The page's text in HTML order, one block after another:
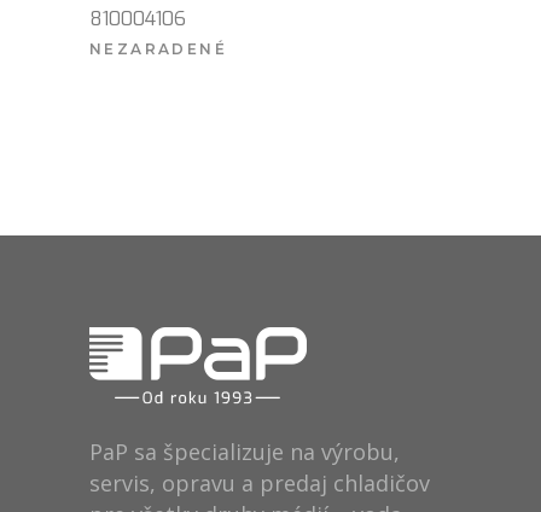
810004106
NEZARADENÉ
PaP sa špecializuje na výrobu,
servis, opravu a predaj chladičov